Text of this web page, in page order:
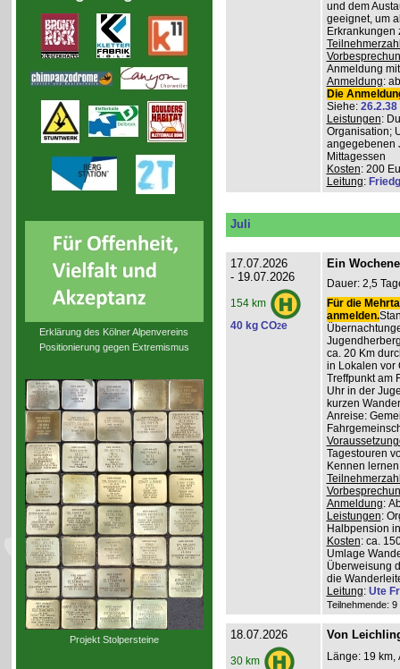
Erklärung des Kölner Alpenvereins
Positionierung gegen Extremismus
Projekt Stolpersteine
und dem
geeignet, um
Erkrankungen
Anmeldung
Anmeldung:
Die
Siehe:
Leistungen:
Organisation;
angegebenen
Mittagessen
Kosten: 200
Leitung:
Juli
17.07.2026
- 19.07.2026
154 km
40 kg CO2e
Ein
Dauer: 2,5
Für die
anmelden.
ca. 20 Km
in Lokalen vor
Treffpunkt am
Uhr in der
kurzen
Anreise:
Tagestouren
Kennen
Anmeldung:
Leistungen:
Halbpension
Kosten: ca.
Umlage
Überweisung
die
Leitung: Ute
Teilnehmende:
18.07.2026
30 km
Von
Länge: 19 km,